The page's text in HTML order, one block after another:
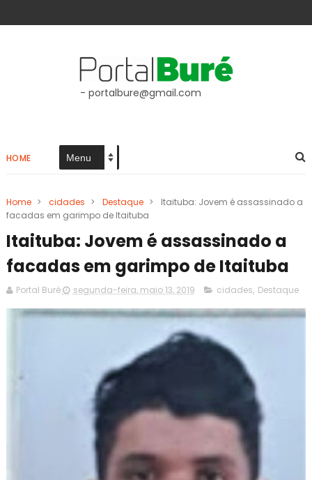
- portalbure@gmail.com
HOME
Home > cidades > Destaque >
Itaituba: Jovem é assassinado a
facadas em garimpo de Itaituba
Itaituba: Jovem é assassinado a
facadas em garimpo de Itaituba
Portal Buré segunda-feira, maio 13, 2019 cidades, Destaque